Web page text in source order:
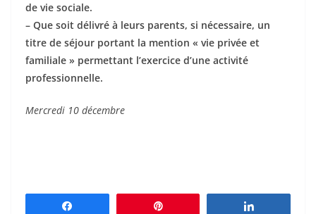
de vie sociale.
– Que soit délivré à leurs parents, si nécessaire, un
titre de séjour portant la mention « vie privée et
familiale » permettant l’exercice d’une activité
professionnelle.
Mercredi 10 décembre